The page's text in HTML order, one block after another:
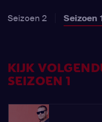
Seizoen 2 Seizoen
KIJK
SEIZOEN 1